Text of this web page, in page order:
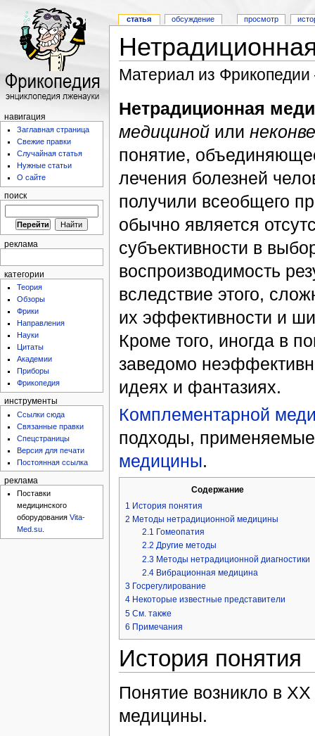
статья обсуждение просмотр
навигация
Заглавная страница
Свежие правки
Случайная статья
Нужные статьи
О сайте
поиск
реклама
категории
Теория
Обзоры
Фрики
Направления
Науки
Цитаты
Академии
Приборы
Фрикопедия
инструменты
Ссылки сюда
Связанные правки
Спецстраницы
Версия для печати
Постоянная ссылка
реклама
Поставки
медицинского
оборудованияVita-
Med.su
Материал из
Нетрадиционная
медицинойили
понятие,
лечения болезней
получили всеобщего
обычно является
субъективности в
воспроизводимость
вследствие этого,
их эффективности и
Кроме того, иногда в
заведомо
идеях и фантазиях.
Комплементарной
подходы,
медицины.
Содержание
1 История понятия
2 Методы нетрадиционной медицины
2.1 Гомеопатия
2.2 Другие методы
2.3 Методы нетрадиционной диагностики
2.4 Вибрационная медицина
3 Госрегулирование
4 Некоторые известные представители
5 См. также
6 Примечания
История понятия
Понятие возникло в
медицины.